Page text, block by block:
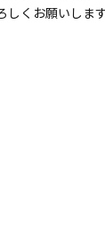
くお願いします